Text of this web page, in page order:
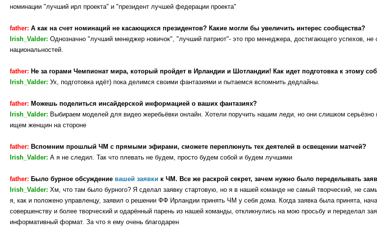
номинации "лучший ирл проекта" и "президент лучшей федерации проекта"
father: А как на счет номинаций не касающихся президентов? Какие могли бы увеличить интерес сообщества?
Irish_Valder: Однозначно "лучший менеджер новичок", "лучший патриот"- это про менеджера, достигающего успехов, не
национальностей.
father: Не за горами Чемпионат мира, который пройдет в Ирландии и Шотландии! Как идет подготовка к этому
Irish_Valder: Ух, подготовка идёт) пока делимся своими фантазиями и пытаемся вспомнить дедлайны.
father: Можешь поделиться инсайдерской информацией о ваших фантазиях?
Irish_Valder: Выбираем моделей для видео жеребьёвки онлайн. Хотели поручить нашим леди, но они слишком серьёзно
ищем женщин на стороне
father: Вспомним прошлый ЧМ с прямыми эфирами, сможете переплюнуть тех деятелей в освещении матчей?
Irish_Valder: А я не следил. Так что плевать не будем, просто будем собой и будем лучшими
father: Было бурное обсуждение вашей заявки к ЧМ. Все же раскрой секрет, зачем нужно было переделывать
Irish_Valder: Хм, что там было бурного? Я сделал заявку стартовую, но я в нашей команде не самый творческий, не
я, как и положено управленцу, заявил о решении ФФ Ирландии принять ЧМ у себя дома. Когда заявка была принята,
совершенству и более творческий и одарённый парень из нашей команды, откликнулись на мою просьбу и переделал
информативный формат. За что я ему очень благодарен